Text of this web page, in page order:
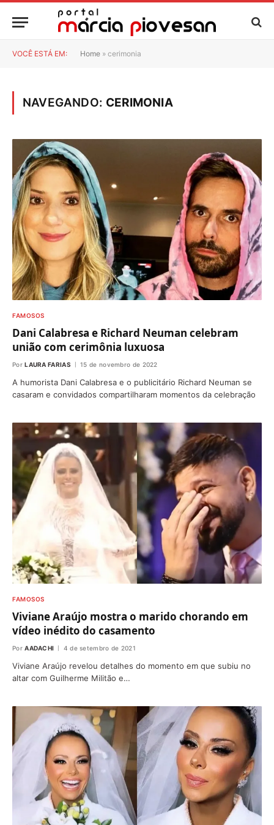
VOCÊ ESTÁ EM: Home » cerimonia
NAVEGANDO: CERIMONIA
FAMOSOS
Dani Calabresa e Richard Neuman celebram
união com cerimônia luxuosa
Por LAURA FARIAS 15 de novembro de 2022
A humorista Dani Calabresa e o publicitário Richard Neuman se
casaram e convidados compartilharam momentos da celebração
FAMOSOS
Viviane Araújo mostra o marido chorando em
vídeo inédito do casamento
Por AADACHI 4 de setembro de 2021
Viviane Araújo revelou detalhes do momento em que subiu no
altar com Guilherme Militão e…